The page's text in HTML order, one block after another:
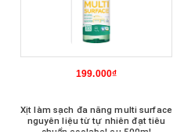
199.000₫
Xịt làm sạch đa năng multi surface
nguyên liệu từ tự nhiên đạt tiêu
chuẩn ecolabel eu 500ml